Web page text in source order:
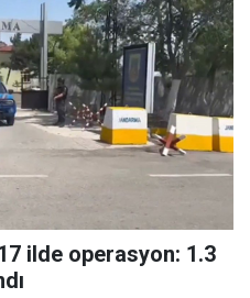
ilde operasyon: 1.3